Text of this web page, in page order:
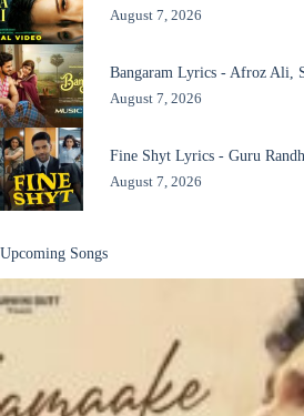
August 7, 2026
Bangaram Lyrics - Afroz Ali,
August 7, 2026
Fine Shyt Lyrics - Guru
August 7, 2026
Upcoming Songs